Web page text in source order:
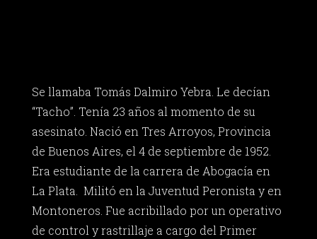
Se llamaba Tomás Dalmiro Yebra. Le decían
“Tacho”. Tenía 23 años al momento de su
asesinato. Nació en Tres Arroyos, Provincia
de Buenos Aires, el 4 de septiembre de 1952.
Era estudiante de la carrera de Abogacía en
La Plata. Militó en la Juventud Peronista y en
Montoneros. Fue acribillado por un operativo
de control y rastrillaje a cargo del Primer